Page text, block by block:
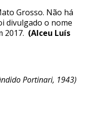
Grosso. Não há
divulgado o nome
2017. (Alceu Luís
Portinari, 1943)